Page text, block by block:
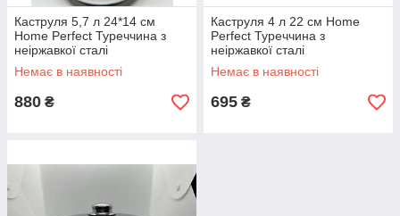
Каструля 5,7 л 24*14 см
Home Perfect Туреччина з
неіржавкої сталі
Немає в наявності
880 ₴
Каструля 4 л 22 см Home
Perfect Туреччина з
неіржавкої сталі
Немає в наявності
695 ₴